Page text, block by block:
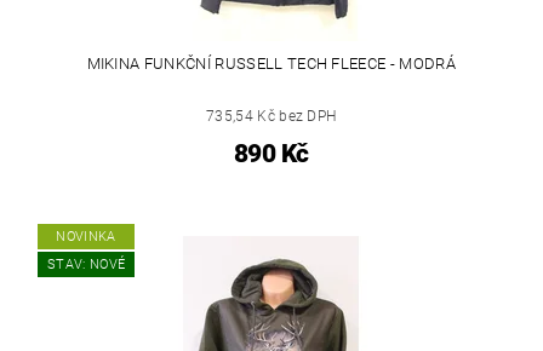
MIKINA FUNKČNÍ RUSSELL TECH FLEECE - MODRÁ
735,54 Kč bez DPH
890 Kč
NOVINKA
STAV: NOVÉ